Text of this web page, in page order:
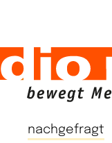
nachgefragt